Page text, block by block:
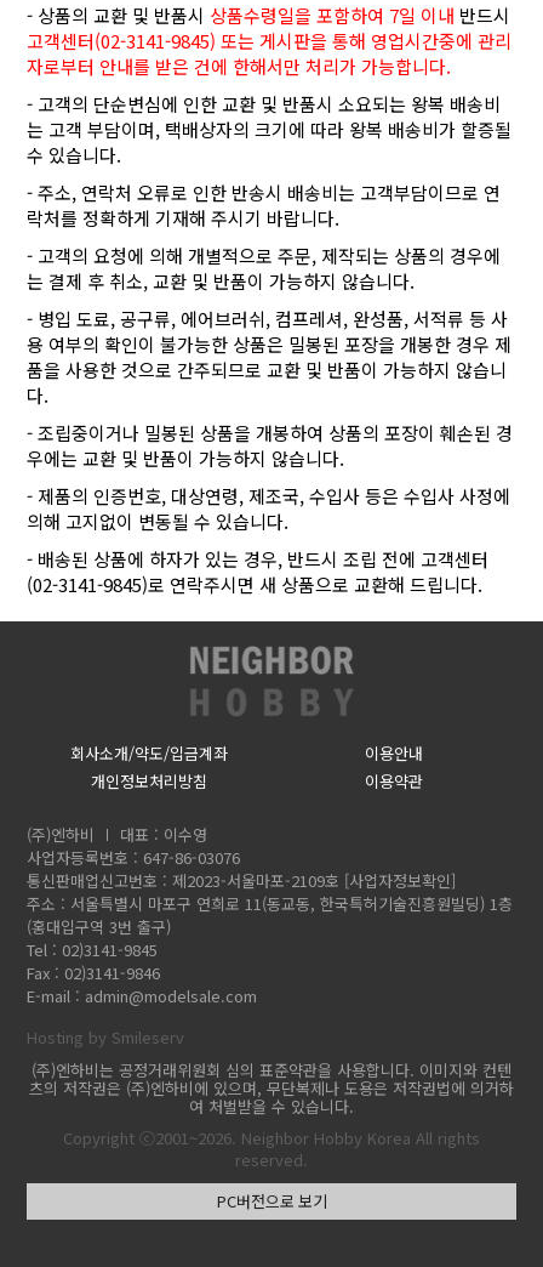
- 상품의 교환 및 반품시 상품수령일을 포함하여 7일 이내 반드시
고객센터(02-3141-9845) 또는 게시판을 통해 영업시간중에 관리
자로부터 안내를 받은 건에 한해서만 처리가 가능합니다.
- 고객의 단순변심에 인한 교환 및 반품시 소요되는 왕복 배송비
는 고객 부담이며, 택배상자의 크기에 따라 왕복 배송비가 할증될
수 있습니다.
- 주소, 연락처 오류로 인한 반송시 배송비는 고객부담이므로 연
락처를 정확하게 기재해 주시기 바랍니다.
- 고객의 요청에 의해 개별적으로 주문, 제작되는 상품의 경우에
는 결제 후 취소, 교환 및 반품이 가능하지 않습니다.
- 병입 도료, 공구류, 에어브러쉬, 컴프레셔, 완성품, 서적류 등 사
용 여부의 확인이 불가능한 상품은 밀봉된 포장을 개봉한 경우 제
품을 사용한 것으로 간주되므로 교환 및 반품이 가능하지 않습니
다.
- 조립중이거나 밀봉된 상품을 개봉하여 상품의 포장이 훼손된 경
우에는 교환 및 반품이 가능하지 않습니다.
- 제품의 인증번호, 대상연령, 제조국, 수입사 등은 수입사 사정에
의해 고지없이 변동될 수 있습니다.
- 배송된 상품에 하자가 있는 경우, 반드시 조립 전에 고객센터
(02-3141-9845)로 연락주시면 새 상품으로 교환해 드립니다.
회사소개/약도/입금계좌
이용안내
개인정보처리방침
이용약관
(주)엔하비
대표 : 이수영
사업자등록번호 : 647-86-03076
통신판매업신고번호 : 제2023-서울마포-2109호 [사업자정보확인]
주소 : 서울특별시 마포구 연희로 11(동교동, 한국특허기술진흥원빌딩) 1층
(홍대입구역 3번 출구)
Tel : 02)3141-9845
Fax : 02)3141-9846
E-mail : admin@modelsale.com
Hosting by Smileserv
(주)엔하비는 공정거래위원회 심의 표준약관을 사용합니다. 이미지와 컨텐
츠의 저작권은 (주)엔하비에 있으며, 무단복제나 도용은 저작권법에 의거하
여 처벌받을 수 있습니다.
Copyright ⓒ2001~2026. Neighbor Hobby Korea All rights
reserved.
PC버전으로 보기